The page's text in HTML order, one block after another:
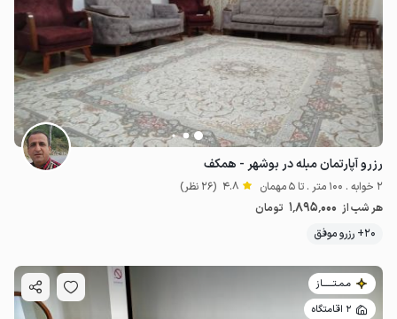
رزرو آپارتمان مبله در بوشهر - همکف
2 خوابه . 100 متر . تا 5 مهمان 4.8 (26 نظر)
هر شب از 1٬895٬000 تومان
20+ رزرو موفق
مـمـتــــــاز
2 اقامتگاه